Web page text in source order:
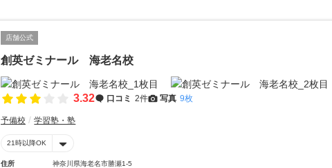
店舗公式
創英ゼミナール 海老名校
3.32 口コミ 2件 写真 9枚
予備校 学習塾・塾
21時以降OK
住所
神奈川県海老名市勝瀬1-5